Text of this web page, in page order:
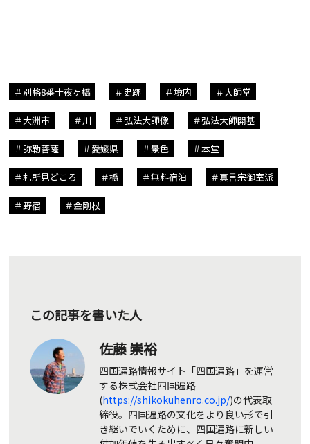
別格8番十夜ヶ橋 史跡 境内 大師堂
大洲市 川 弘法大師像 弘法大師開基
弥勒菩薩 愛媛県 景色 本堂
札所見どころ 橋 無料宿泊 真言宗御室派
野宿 金剛杖
この記事を書いた人
佐藤 崇裕
四国遍路情報サイト「四国遍路」を運営
する株式会社四国遍路
(https://shikokuhenro.co.jp/)の代表取
締役。四国遍路の文化をより良い形で引
き継いでいくために、四国遍路に新しい